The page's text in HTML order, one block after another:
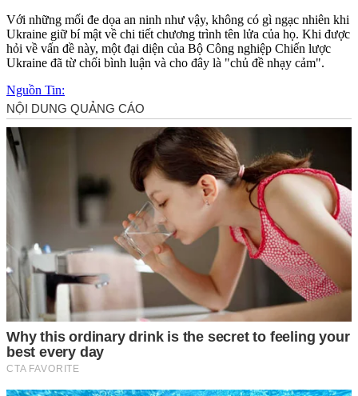
Với những mối đe dọa an ninh như vậy, không có gì ngạc nhiên khi
Ukraine giữ bí mật về chi tiết chương trình tên lửa của họ. Khi được
hỏi về vấn đề này, một đại diện của Bộ Công nghiệp Chiến lược
Ukraine đã từ chối bình luận và cho đây là "chủ đề nhạ‌y cả‌m".
Nguồn Tin: